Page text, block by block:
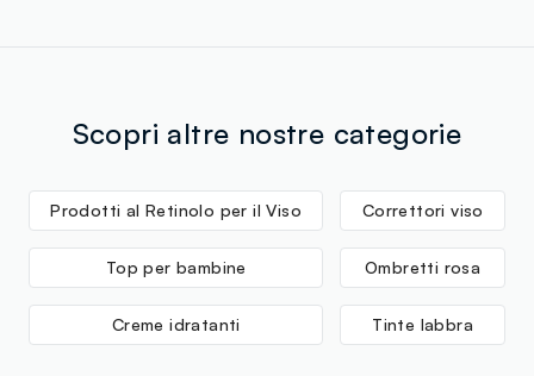
Scopri altre nostre categorie
Prodotti al Retinolo per il Viso Correttori viso
Top per bambine Ombretti rosa
Creme idratanti Tinte labbra